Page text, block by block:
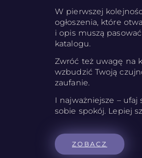
W pierwszej
ogłoszenia, które
i opis muszą
katalogu.
Zwróć też uwagę na
wzbudzić Twoją
zaufanie.
I najważniejsze –
sobie spokój. Lepiej
ZOBACZ